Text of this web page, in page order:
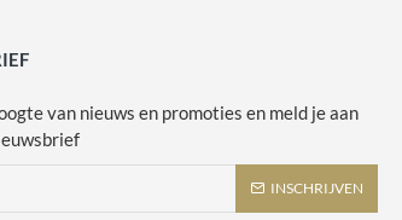
van nieuws en promoties en meld je aan
INSCHRIJVEN